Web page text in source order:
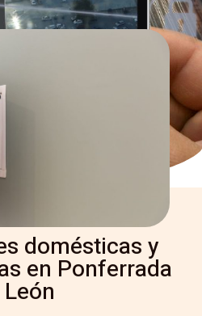
domésticas y
en Ponferrada